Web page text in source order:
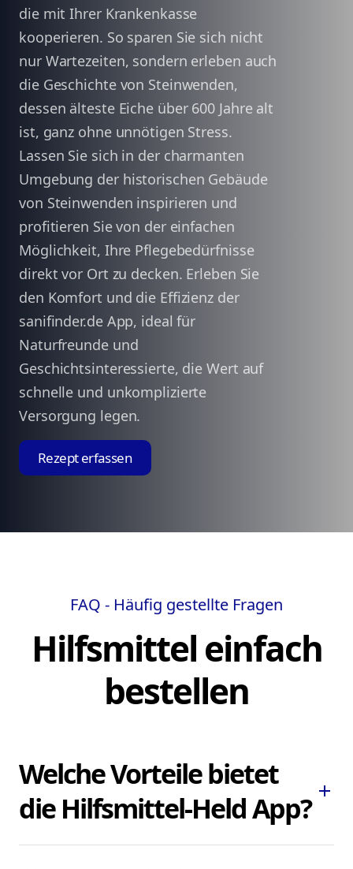
die mit Ihrer Krankenkasse
kooperieren. So sparen Sie sich nicht
nur Wartezeiten, sondern erleben auch
die Geschichte von Steinwenden,
dessen älteste Eiche über 600 Jahre alt
ist, ganz ohne unnötigen Stress.
Lassen Sie sich in der charmanten
Umgebung der historischen Gebäude
von Steinwenden inspirieren und
profitieren Sie von der einfachen
Möglichkeit, Ihre Pflegebedürfnisse
direkt vor Ort zu decken. Erleben Sie
den Komfort und die Effizienz der
sanifinder.de App, ideal für
Naturfreunde und
Geschichtsinteressierte, die Wert auf
schnelle und unkomplizierte
Versorgung legen.
Rezept erfassen
FAQ - Häufig gestellte Fragen
Hilfsmittel einfach
bestellen
Welche Vorteile bietet
die Hilfsmittel-Held App? add